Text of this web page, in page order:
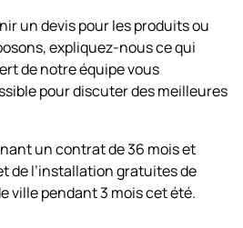
un devis pour les produits ou
expliquez-nous ce qui
de notre équipe vous
pour discuter des meilleures
un contrat de 36 mois et
de l’installation gratuites de
ville pendant 3 mois cet été.